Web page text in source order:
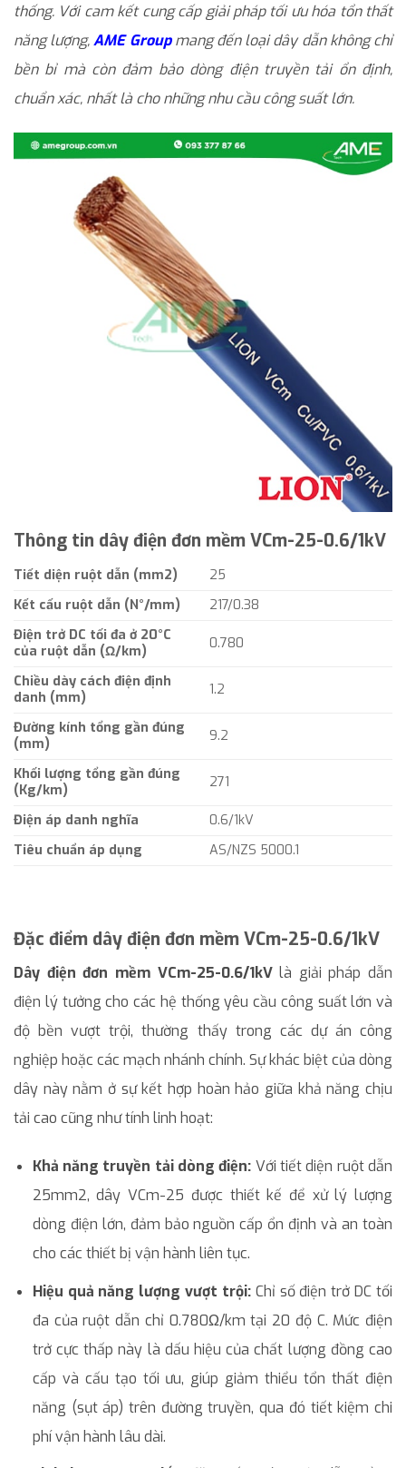
thống. Với cam kết cung cấp giải pháp tối ưu hóa tổn thất
năng lượng,AME Groupmang đến loại dây dẫn không chỉ
bền bỉ mà còn đảm bảo dòng điện truyền tải ổn định,
chuẩn xác, nhất là cho những nhu cầu công suất lớn.
Thông tin dây điện đơn mềm VCm-25-0.6/1kV
Tiết diện ruột dẫn (mm2)
25
Kết cấu ruột dẫn (N°/mm)
217/0.38
Điện trở DC tối đa ở 20°C
của ruột dẫn (Ω/km)
0.780
Chiều dày cách điện định
danh (mm)
1.2
Đường kính tổng gần đúng
(mm)
9.2
Khối lượng tổng gần đúng
(Kg/km)
271
Điện áp danh nghĩa
0.6/1kV
Tiêu chuẩn áp dụng
AS/NZS 5000.1
Đặc điểm dây điện đơn mềm VCm-25-0.6/1kV
Dây điện đơn mềm VCm-25-0.6/1kVlà giải pháp dẫn
điện lý tưởng cho các hệ thống yêu cầu công suất lớn và
độ bền vượt trội, thường thấy trong các dự án công
nghiệp hoặc các mạch nhánh chính. Sự khác biệt của dòng
dây này nằm ở sự kết hợp hoàn hảo giữa khả năng chịu
tải cao cũng như tính linh hoạt:
Khả năng truyền tải dòng điện: Với tiết diện ruột dẫn
25mm2, dây VCm-25 được thiết kế để xử lý lượng
dòng điện lớn, đảm bảo nguồn cấp ổn định và an toàn
cho các thiết bị vận hành liên tục.
Hiệu quả năng lượng vượt trội:Chỉ số điện trở DC tối
đa của ruột dẫn chỉ 0.780Ω/km tại 20 độ C. Mức điện
trở cực thấp này là dấu hiệu của chất lượng đồng cao
cấp và cấu tạo tối ưu, giúp giảm thiểu tổn thất điện
năng (sụt áp) trên đường truyền, qua đó tiết kiệm chi
phí vận hành lâu dài.